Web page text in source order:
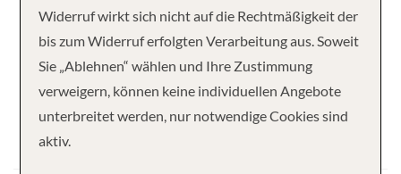
Ihre Kreuzfahrt
7 NächteNorwegian Encore
Abfahrt
Widerruf wirkt sich nicht auf die Rechtmäßigkeit der
bis zum Widerruf erfolgten Verarbeitung aus. Soweit
Sie „Ablehnen“ wählen und Ihre Zustimmung
verweigern, können keine individuellen Angebote
unterbreitet werden, nur notwendige Cookies sind
aktiv.